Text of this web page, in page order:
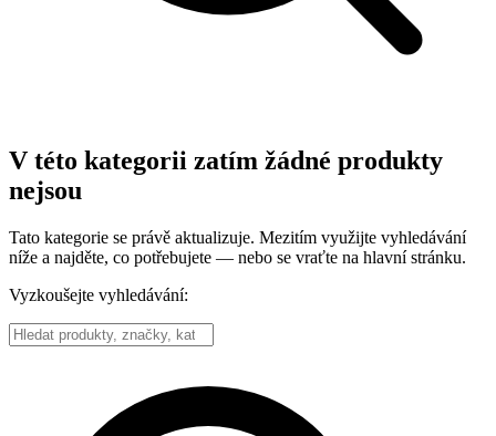
V této kategorii zatím žádné produkty
nejsou
Tato kategorie se právě aktualizuje. Mezitím využijte vyhledávání
níže a najděte, co potřebujete — nebo se vraťte na hlavní stránku.
Vyzkoušejte vyhledávání: